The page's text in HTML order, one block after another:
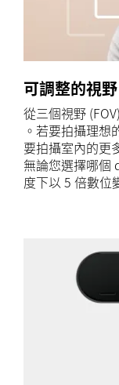
可調整的視野
從三個視野
。若要拍攝理想
要拍攝室內的更
無論您選擇哪個
度下以 5 倍數位